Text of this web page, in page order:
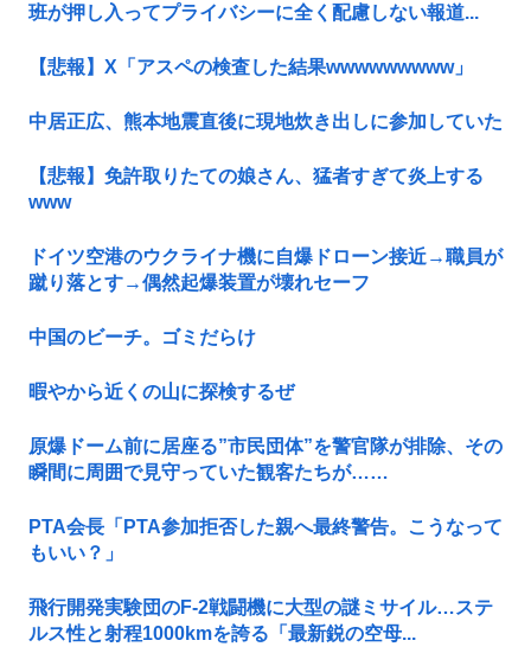
班が押し入ってプライバシーに全く配慮しない報道...
【悲報】X「アスペの検査した結果wwwwwwwww」
中居正広、熊本地震直後に現地炊き出しに参加していた
【悲報】免許取りたての娘さん、猛者すぎて炎上する
www
ドイツ空港のウクライナ機に自爆ドローン接近→職員が
蹴り落とす→偶然起爆装置が壊れセーフ
中国のビーチ。ゴミだらけ
暇やから近くの山に探検するぜ
原爆ドーム前に居座る”市民団体”を警官隊が排除、その
瞬間に周囲で見守っていた観客たちが……
PTA会長「PTA参加拒否した親へ最終警告。こうなって
もいい？」
飛行開発実験団のF-2戦闘機に大型の謎ミサイル…ステ
ルス性と射程1000kmを誇る「最新鋭の空母...